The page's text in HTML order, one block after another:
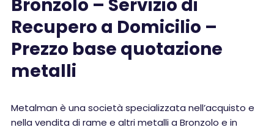
Bronzolo – Servizio di
Recupero a Domicilio –
Prezzo base quotazione
metalli
Metalman è una società specializzata nell’acquisto e
nella vendita di rame e altri metalli a Bronzolo e in